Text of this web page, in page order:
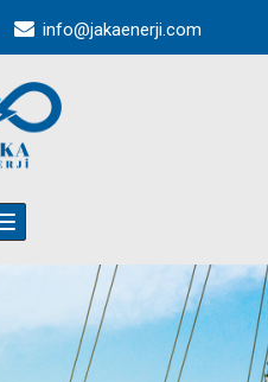
info@jakaenerji.com
Toggle
navigation